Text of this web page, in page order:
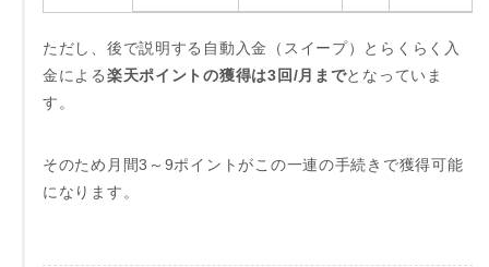
ただし、後で説明する自動入金（スイープ）とらくらく入
金による楽天ポイントの獲得は3回/月までとなっていま
す。
そのため月間3～9ポイントがこの一連の手続きで獲得可能
になります。